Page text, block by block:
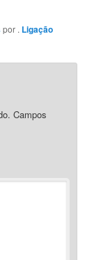
por . Ligação
Campos